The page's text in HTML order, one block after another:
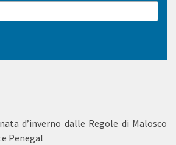
d’inverno dalle Regole di Malosco
Penegal